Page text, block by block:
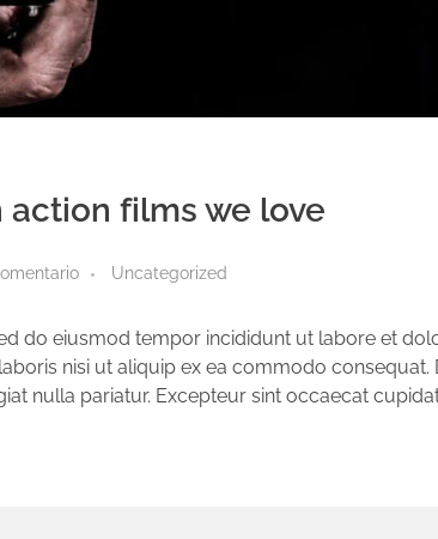
films we love
Uncategorized
do eiusmod tempor incididunt ut labore et
nisi ut aliquip ex ea commodo consequat.
nulla pariatur. Excepteur sint occaecat